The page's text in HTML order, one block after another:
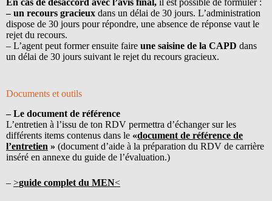
– un recours gracieux dans un délai de 30 jours. L’administration
dispose de 30 jours pour répondre, une absence de réponse vaut le
rejet du recours.
– L’agent peut former ensuite faire une saisine de la CAPD dans
un délai de 30 jours suivant le rejet du recours gracieux.
Documents et outils
– Le document de référence
L’entretien à l’issu de ton RDV permettra d’échanger sur les
différents items contenus dans le «document de référence de
l’entretien » (document d’aide à la préparation du RDV de carrière
inséré en annexe du guide de l’évaluation.)
– >guide complet du MEN<